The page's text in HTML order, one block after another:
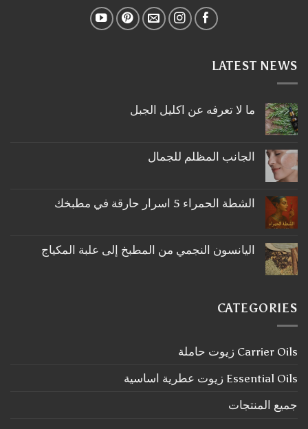
LATEST NEWS
ما لا تعرفه عن اكليل الجبل
على
ما
اكليل
الجبل
الجانب المظلم للجمال
على
الجانب
الشطة الحمراء 5 اسرار حارقة في مطبخك
على
الشطة
في
مطبخك
اليانسون النجمي من المطبخ إلى علبة المكياج
اليانسون
النجمي
علبة
المكياج
CATEGORIES
Carrier Oils زيوت حاملة
Essential Oils زيوت عطرية اساسية
جميع المنتجات